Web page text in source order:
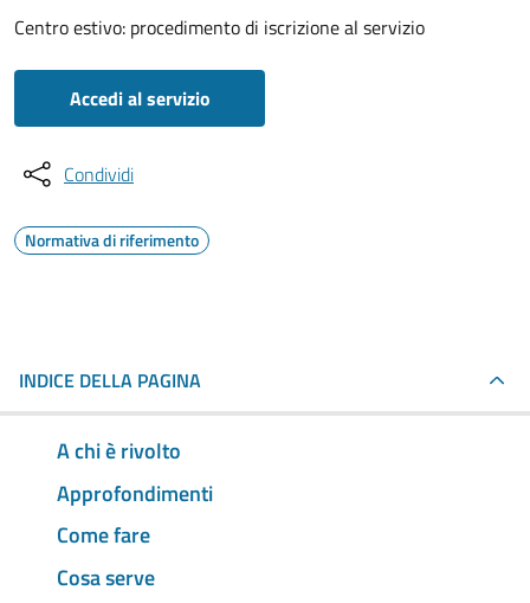
Centro estivo: procedimento di iscrizione al servizio
Accedi al servizio
Condividi
Normativa di riferimento
INDICE DELLA PAGINA
A chi è rivolto
Approfondimenti
Come fare
Cosa serve